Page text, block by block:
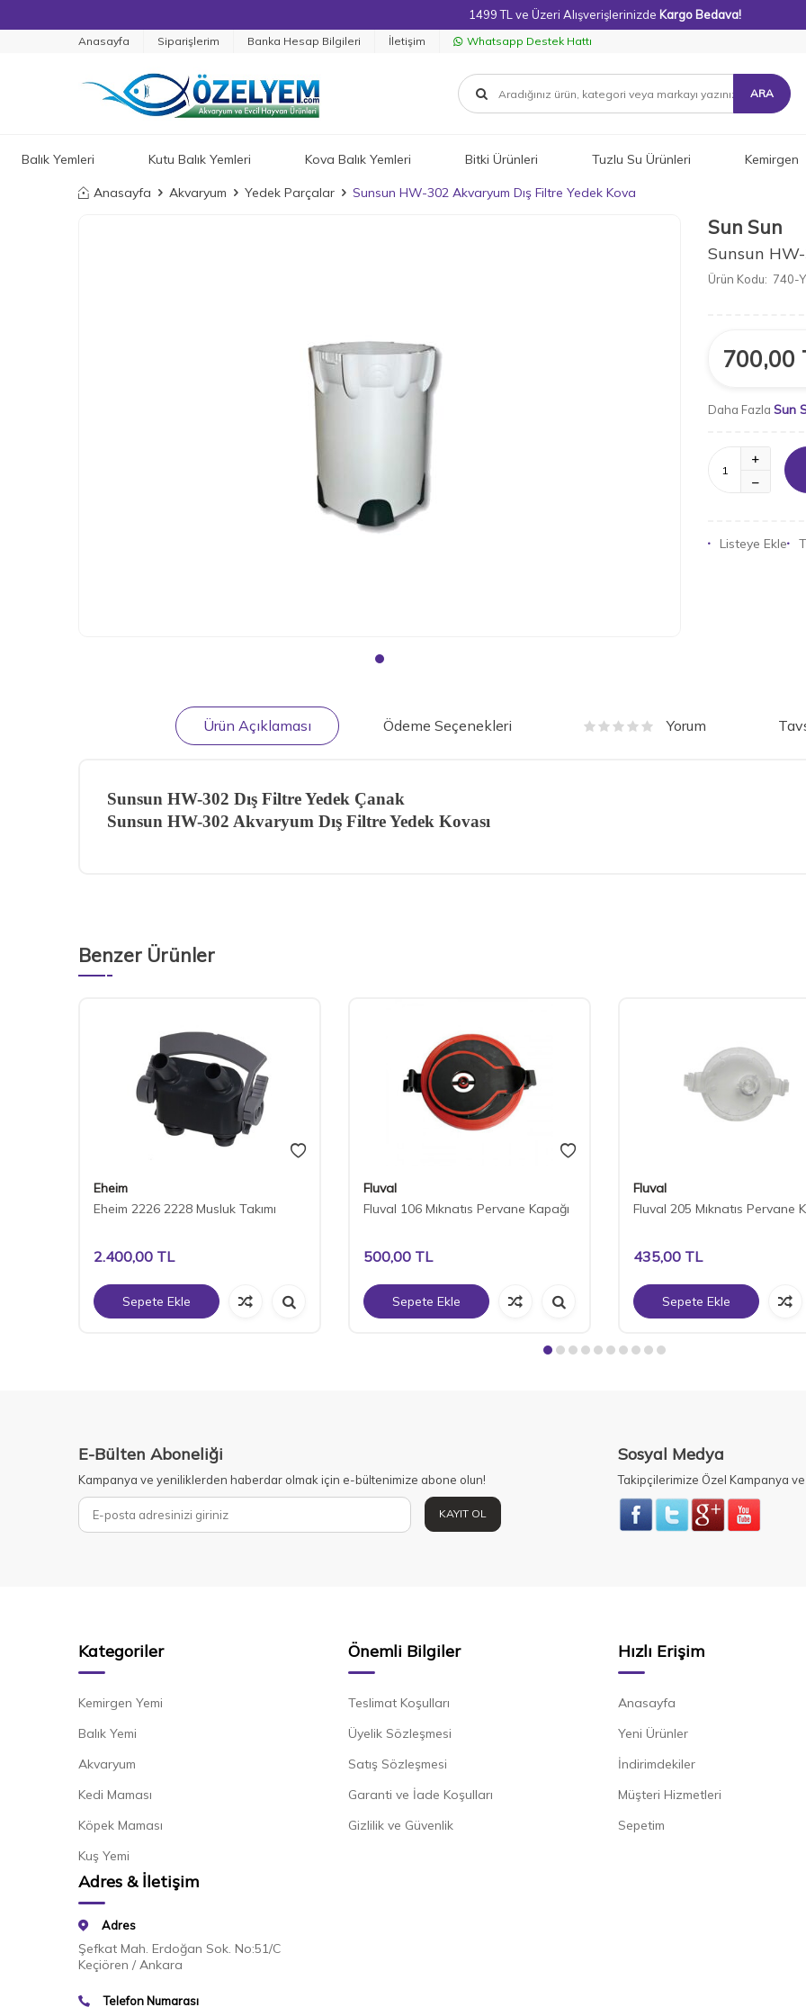
1499 TL ve Üzeri Alışverişlerinizde Kargo Bedava!
Anasayfa Siparişlerim Banka Hesap Bilgileri İletişim Whatsapp Destek Hattı
ARA
Balık Yemleri Kutu Balık Yemleri Kova Balık Yemleri Bitki Ürünleri Tuzlu Su Ürünleri Kemirgen
Anasayfa Akvaryum Yedek Parçalar Sunsun HW-302 Akvaryum Dış Filtre Yedek Kova
Sun Sun
Sunsun
Ürün Kodu: 740-
700,00
Daha Fazla Sun
Listeye Ekle
Ürün Açıklaması Ödeme Seçenekleri Yorum
Sunsun HW-302 Dış Filtre Yedek Çanak
Sunsun HW-302 Akvaryum Dış Filtre Yedek Kovası
Benzer Ürünler
Eheim
Eheim 2226 2228 Musluk Takımı
2.400,00 TL
Sepete Ekle
Fluval
Fluval 106 Mıknatıs Pervane Kapağı
500,00 TL
Sepete Ekle
Fluval
Fluval 205 Mıknatıs Pervane
435,00 TL
Sepete Ekle
E-Bülten Aboneliği
Kampanya ve yeniliklerden haberdar olmak için e-bültenimize abone olun!
KAYIT OL
Sosyal Medya
Takipçilerimize Özel Kampanya
Kategoriler
Kemirgen Yemi
Balık Yemi
Akvaryum
Kedi Maması
Köpek Maması
Kuş Yemi
Önemli Bilgiler
Teslimat Koşulları
Üyelik Sözleşmesi
Satış Sözleşmesi
Garanti ve İade Koşulları
Gizlilik ve Güvenlik
Hızlı Erişim
Anasayfa
Yeni Ürünler
İndirimdekiler
Müşteri Hizmetleri
Sepetim
Adres & İletişim
Adres
Şefkat Mah. Erdoğan Sok. No:51/C
Keçiören / Ankara
Telefon Numarası